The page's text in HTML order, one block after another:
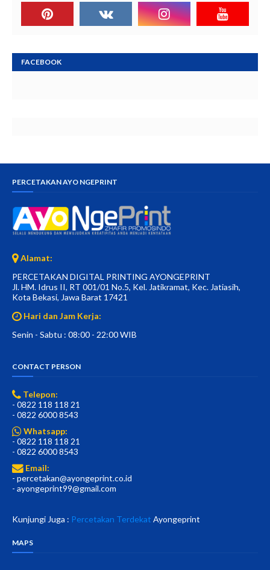
FACEBOOK
PERCETAKAN AYO NGEPRINT
Alamat:
PERCETAKAN DIGITAL PRINTING AYONGEPRINT
Jl. HM. Idrus II, RT 001/01 No.5, Kel. Jatikramat, Kec. Jatiasih,
Kota Bekasi, Jawa Barat 17421
Hari dan Jam Kerja:
Senin - Sabtu : 08:00 - 22:00 WIB
CONTACT PERSON
Telepon:
- 0822 118 118 21
- 0822 6000 8543
Whatsapp:
- 0822 118 118 21
- 0822 6000 8543
Email:
- percetakan@ayongeprint.co.id
- ayongeprint99@gmail.com
Kunjungi Juga : Percetakan Terdekat Ayongeprint
MAPS